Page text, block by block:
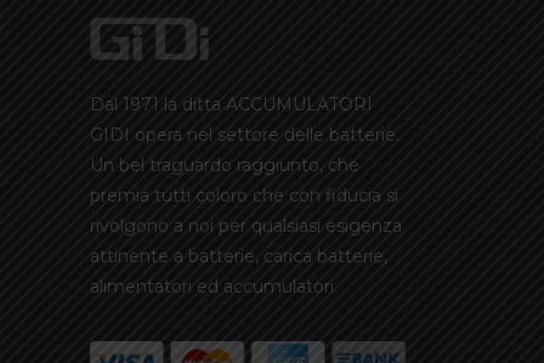
Dal 1971 la ditta ACCUMULATORI
GIDI opera nel settore delle batterie.
Un bel traguardo raggiunto, che
premia tutti coloro che con fiducia si
rivolgono a noi per qualsiasi esigenza
attinente a batterie, carica batterie,
alimentatori ed accumulatori.